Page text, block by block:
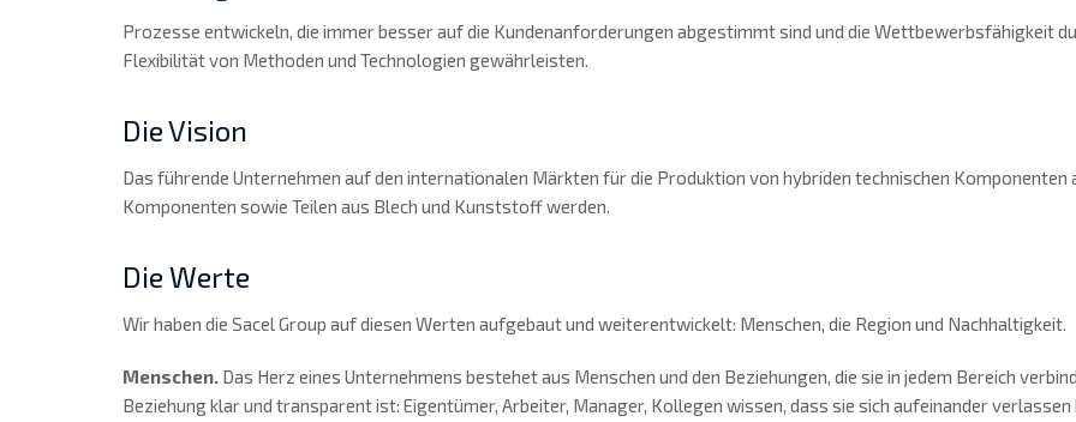
Prozesse entwickeln, die immer besser auf die Kundenanforderungen abgestimmt sind und die Wettbewerbsfähigkeit
Flexibilität von Methoden und Technologien gewährleisten.
Die Vision
Das führende Unternehmen auf den internationalen Märkten für die Produktion von hybriden technischen
Komponenten sowie Teilen aus Blech und Kunststoff werden.
Die Werte
Wir haben die Sacel Group auf diesen Werten aufgebaut und weiterentwickelt: Menschen, die Region und Nachhaltigkeit.
Menschen. Das Herz eines Unternehmens bestehet aus Menschen und den Beziehungen, die sie in jedem Bereich
Beziehung klar und transparent ist: Eigentümer, Arbeiter, Manager, Kollegen wissen, dass sie sich aufeinander verlassen